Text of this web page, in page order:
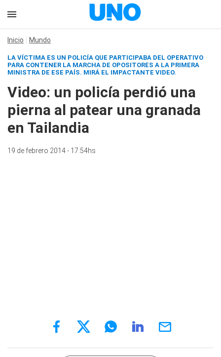
Inicio Mundo
LA VÍCTIMA ES UN POLICÍA QUE PARTICIPABA DEL OPERATIVO
PARA CONTENER LA MARCHA DE OPOSITORES A LA PRIMERA
MINISTRA DE ESE PAÍS. MIRÁ EL IMPACTANTE VIDEO.
Video: un policía perdió una
pierna al patear una granada
en Tailandia
19 de febrero 2014 - 17:54hs